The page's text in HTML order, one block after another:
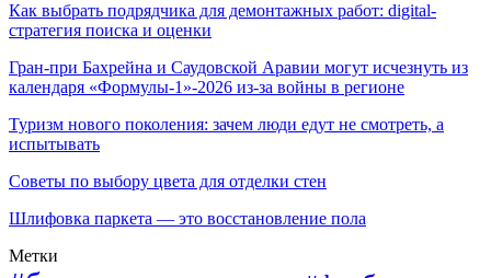
Как выбрать подрядчика для демонтажных работ: digital-
стратегия поиска и оценки
Гран-при Бахрейна и Саудовской Аравии могут исчезнуть из
календаря «Формулы-1»-2026 из-за войны в регионе
Туризм нового поколения: зачем люди едут не смотреть, а
испытывать
Советы по выбору цвета для отделки стен
Шлифовка паркета — это восстановление пола
Метки